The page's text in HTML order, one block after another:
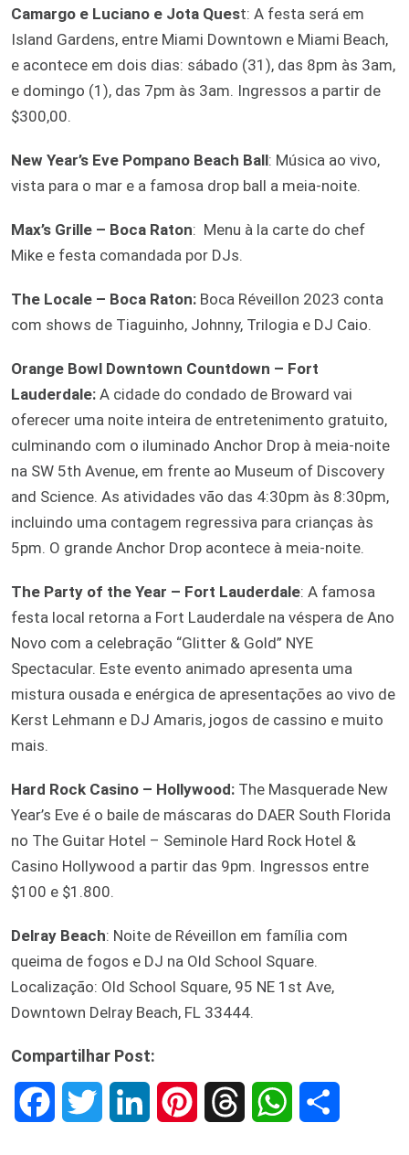
Camargo e Luciano e Jota Quest: A festa será em
Island Gardens, entre Miami Downtown e Miami Beach,
e acontece em dois dias: sábado (31), das 8pm às 3am,
e domingo (1), das 7pm às 3am. Ingressos a partir de
$300,00.
New Year’s Eve Pompano Beach Ball: Música ao vivo,
vista para o mar e a famosa drop ball a meia-noite.
Max’s Grille – Boca Raton: Menu à la carte do chef
Mike e festa comandada por DJs.
The Locale – Boca Raton: Boca Réveillon 2023 conta
com shows de Tiaguinho, Johnny, Trilogia e DJ Caio.
Orange Bowl Downtown Countdown – Fort
Lauderdale: A cidade do condado de Broward vai
oferecer uma noite inteira de entretenimento gratuito,
culminando com o iluminado Anchor Drop à meia-noite
na SW 5th Avenue, em frente ao Museum of Discovery
and Science. As atividades vão das 4:30pm às 8:30pm,
incluindo uma contagem regressiva para crianças às
5pm. O grande Anchor Drop acontece à meia-noite.
The Party of the Year – Fort Lauderdale: A famosa
festa local retorna a Fort Lauderdale na véspera de Ano
Novo com a celebração “Glitter & Gold” NYE
Spectacular. Este evento animado apresenta uma
mistura ousada e enérgica de apresentações ao vivo de
Kerst Lehmann e DJ Amaris, jogos de cassino e muito
mais.
Hard Rock Casino – Hollywood: The Masquerade New
Year’s Eve é o baile de máscaras do DAER South Florida
no The Guitar Hotel – Seminole Hard Rock Hotel &
Casino Hollywood a partir das 9pm. Ingressos entre
$100 e $1.800.
Delray Beach: Noite de Réveillon em família com
queima de fogos e DJ na Old School Square.
Localização: Old School Square, 95 NE 1st Ave,
Downtown Delray Beach, FL 33444.
Compartilhar Post: